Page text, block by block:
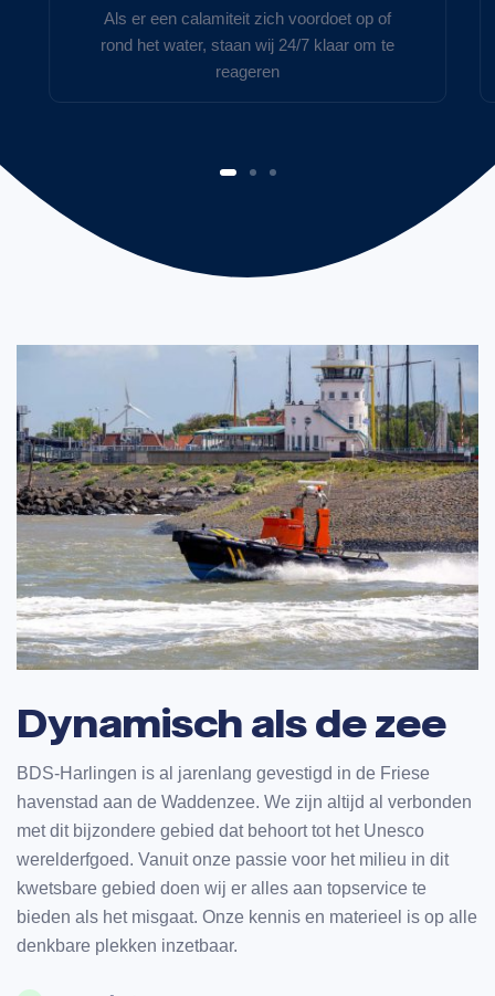
Als er een calamiteit zich voordoet op of
rond het water, staan wij 24/7 klaar om te
reageren
Dynamisch als de zee
BDS-Harlingen is al jarenlang gevestigd in de Friese
havenstad aan de Waddenzee. We zijn altijd al verbonden
met dit bijzondere gebied dat behoort tot het Unesco
werelderfgoed. Vanuit onze passie voor het milieu in dit
kwetsbare gebied doen wij er alles aan topservice te
bieden als het misgaat. Onze kennis en materieel is op alle
denkbare plekken inzetbaar.
00
0
10
1